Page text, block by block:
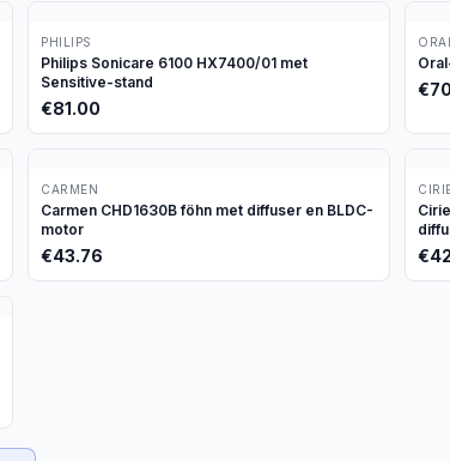
PHILIPS
Philips Sonicare 6100 HX7400/01 met
Sensitive-stand
€81.00
€
CARMEN
Carmen CHD1630B föhn met diffuser en BLDC-
motor
€43.76 €